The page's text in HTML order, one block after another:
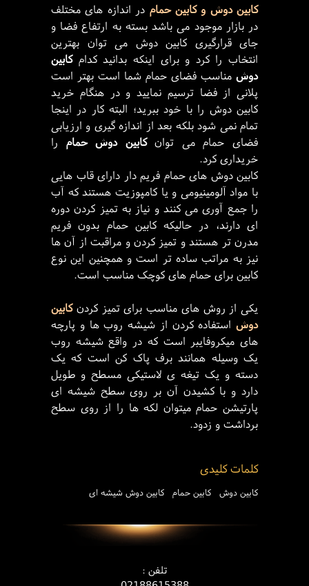
کابین دوش وکابین حمام در اندازه های مختلف
در بازار موجود می باشد بسته به ارتفاع فضا و
جای قرارگیری کابین دوش می توان بهترین
انتخاب را کرد و برای اینکه بدانید کدامکابین
دوش مناسب فضای حمام شما است بهتر است
پلانی از فضا ترسیم نمایید و در هنگام خرید
کابین دوش را با خود ببرید؛ البته کار در اینجا
تمام نمی شود بلکه بعد از اندازه گیری و ارزیابی
فضای حمام می توانکابین دوش حمام را
خریداری کرد.
کابین دوش های حمام فریم دار دارای قاب هایی
با مواد آلومینیومی و یا کامپوزیت هستند که آب
را جمع آوری می کنند و نیاز به تمیز کردن دوره
ای دارند، در حالیکه کابین حمام بدون فریم
مدرن تر هستند و تمیز کردن و مراقبت از آن ها
نیز به مراتب ساده تر است و همچنین این نوع
کابین برای حمام های کوچک مناسب است.
یکی از روش های مناسب برای تمیز کردنکابین
دوش استفاده کردن از شیشه روب ها و پارچه
های میکروفایبر است که در واقع شیشه روب
یک وسیله همانند برف پاک کن است که یک
دسته و یک تیغه ی لاستیکی مسطح و طویل
دارد و با کشیدن آن بر روی سطح شیشه ای
پارتیشن حمام میتوان لکه ها را از روی سطح
برداشت و زدود.
کلمات کلیدی
کابین دوش کابین حمام کابین دوش شیشه ای
تلفن :